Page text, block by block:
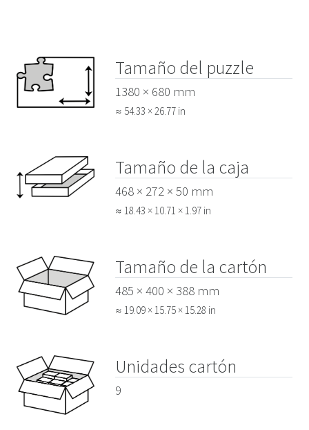
Tamaño del puzzle
1380 × 680 mm
≈ 54.33 × 26.77 in
Tamaño de la caja
468 × 272 × 50 mm
≈ 18.43 × 10.71 × 1.97 in
Tamaño de la cartón
485 × 400 × 388 mm
≈ 19.09 × 15.75 × 15.28 in
Unidades cartón
9